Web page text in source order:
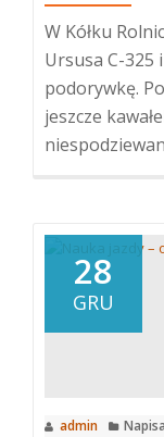
W Kółku
Ursusa C-325
podorywkę.
jeszcze
28
GRU
admin